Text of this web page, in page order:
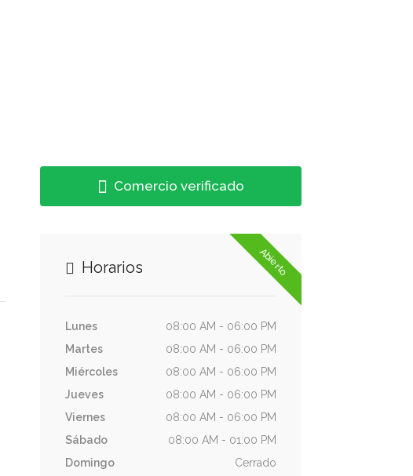
Comercio verificado
Abierto
Horarios
Lunes
08:00 AM - 06:00 PM
Martes
08:00 AM - 06:00 PM
Miércoles
08:00 AM - 06:00 PM
Jueves
08:00 AM - 06:00 PM
Viernes
08:00 AM - 06:00 PM
Sábado
08:00 AM - 01:00 PM
Domingo
Cerrado